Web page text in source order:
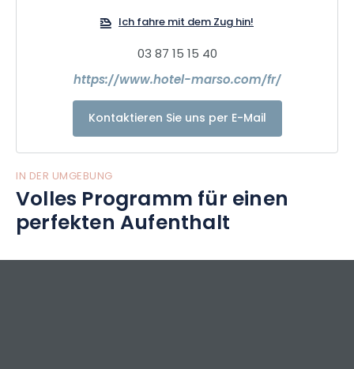
Ich fahre mit dem Zug hin!
03 87 15 15 40
https://www.hotel-marso.com/fr/
Kontaktieren Sie uns per E-Mail
IN DER UMGEBUNG
Volles Programm für einen
perfekten Aufenthalt